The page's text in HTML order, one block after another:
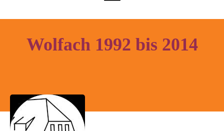
Wolfach 1992 bis 2014